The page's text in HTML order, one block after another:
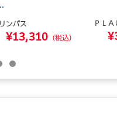
ンパス
¥13,310 （税込）
ＰＬＡ